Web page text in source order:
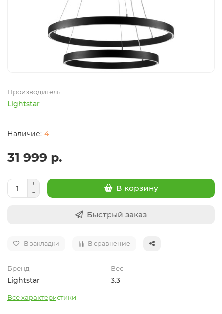
Производитель
Lightstar
4
31 999 р.
В корзину
Быстрый заказ
В закладки В сравнение
Бренд
Lightstar
Вес
3.3
Все характеристики